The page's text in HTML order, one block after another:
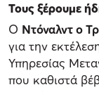
Τους ξέρουμε
Ο Ντόναλντ ο
για την
Υπηρεσίας
που καθιστά